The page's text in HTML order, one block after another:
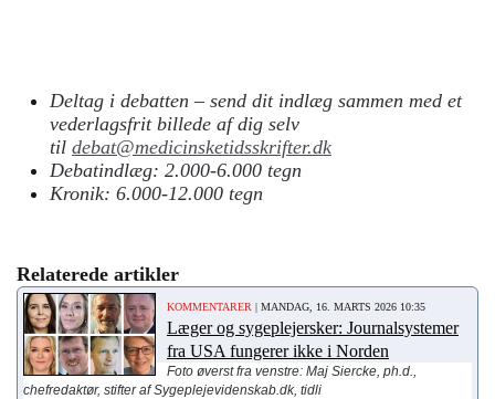
Deltag i debatten – send dit indlæg sammen med et
vederlagsfrit billede af dig selv
til debat@medicinsketidsskrifter.dk
Debatindlæg: 2.000-6.000 tegn
Kronik: 6.000-12.000 tegn
Relaterede artikler
KOMMENTARER | MANDAG, 16. MARTS 2026 10:35
Læger og sygeplejersker: Journalsystemer
fra USA fungerer ikke i Norden
Foto øverst fra venstre: Maj Siercke, ph.d.,
chefredaktør, stifter af Sygeplejevidenskab.dk, tidli